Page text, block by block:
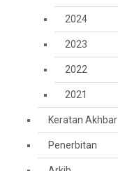
2024
2023
2022
2021
Keratan Akhbar
Penerbitan